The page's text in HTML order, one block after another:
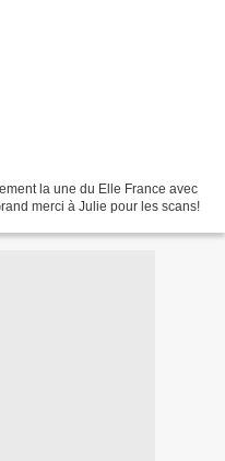
la une du Elle France avec
merci à Julie pour les scans!